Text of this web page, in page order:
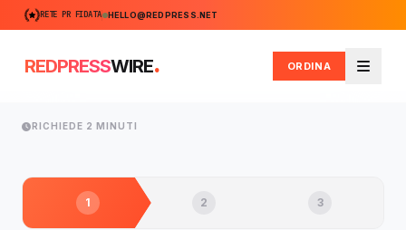
RETE PR FIDATA HELLO@REDPRESS.NET
REDPRESSWIRE. ORDINA
Menu
RICHIEDE 2 MINUTI
1 2 3